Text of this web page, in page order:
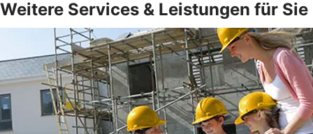
Weitere Services & Leistungen für Sie